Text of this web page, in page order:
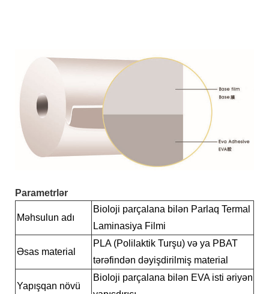
Parametrlər
Məhsulun adı
Bioloji parçalana bilən Parlaq Termal
Laminasiya Filmi
Əsas material
PLA (Polilaktik Turşu) və ya PBAT
tərəfindən dəyişdirilmiş material
Yapışqan növü
Bioloji parçalana bilən EVA isti əriyən